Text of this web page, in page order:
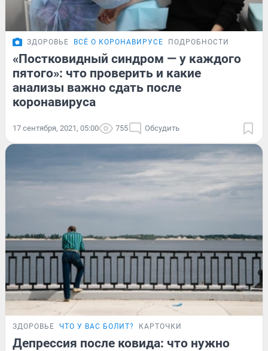
ЗДОРОВЬЕ ВСЁ О КОРОНАВИРУСЕ ПОДРОБНОСТИ
«Постковидный синдром — у каждого
пятого»: что проверить и какие
анализы важно сдать после
коронавируса
17 сентября, 2021, 05:00 755 Обсудить
ЗДОРОВЬЕ ЧТО У ВАС БОЛИТ? КАРТОЧКИ
Депрессия после ковида: что нужно